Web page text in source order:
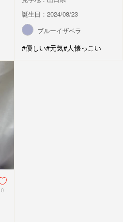
誕生日：2024/08/23
ブルーイザベラ
#優しい#元気#人懐っこい
0